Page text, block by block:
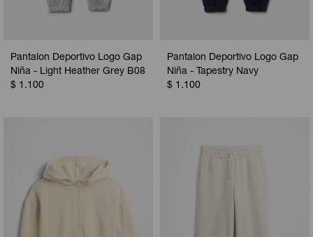
Pantalon Deportivo Logo Gap
Niña - Light Heather Grey B08
$ 1.100
Pantalon Deportivo Logo Gap
Niña - Tapestry Navy
$ 1.100